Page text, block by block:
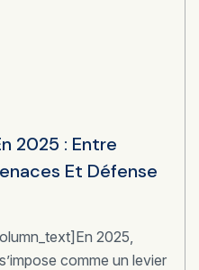
2025 : Entre
Et Défense
2025,
comme un levier